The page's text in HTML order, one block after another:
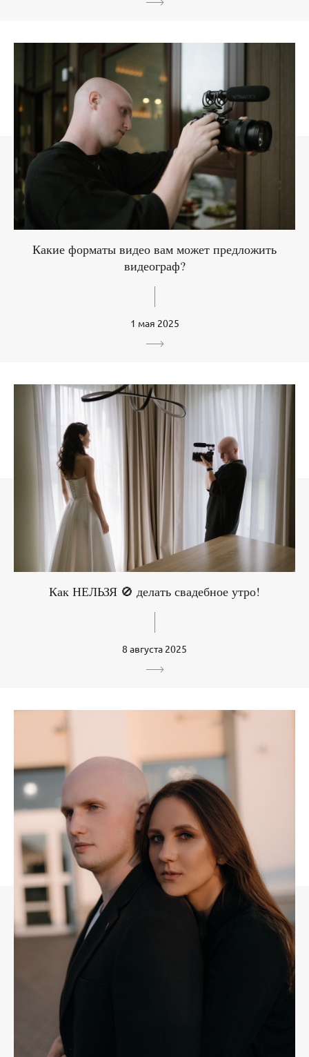
Какие форматы видео вам может предложить
видеограф?
1 мая 2025
Как НЕЛЬЗЯ 🚫 делать свадебное утро!
8 августа 2025